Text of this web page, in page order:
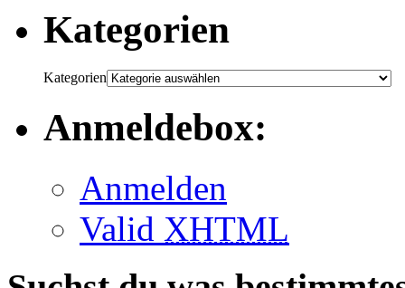
Kategorien
Kategorien
Anmeldebox:
Anmelden
Valid XHTML